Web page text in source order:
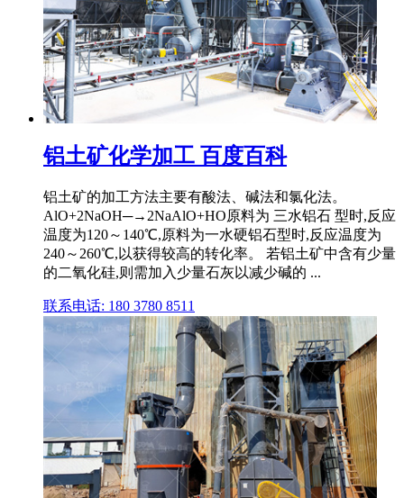
铝土矿化学加工 百度百科
铝土矿的加工方法主要有酸法、碱法和氯化法。
AlO+2NaOH─→2NaAlO+HO原料为 三水铝石 型时,反应
温度为120～140℃,原料为一水硬铝石型时,反应温度为
240～260℃,以获得较高的转化率。 若铝土矿中含有少量
的二氧化硅,则需加入少量石灰以减少碱的 ...
联系电话: 180 3780 8511